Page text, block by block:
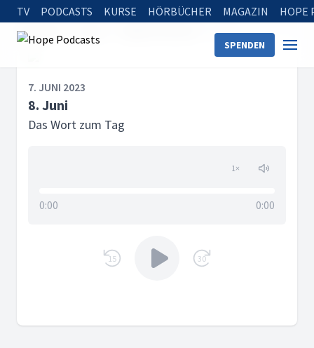
TV PODCASTS KURSE HÖRBÜCHER MAGAZIN HOPE
SPENDEN
Startseite 8. Juni
7. JUNI 2023
8. Juni
Das Wort zum Tag
1×
0:00 0:00
15 30